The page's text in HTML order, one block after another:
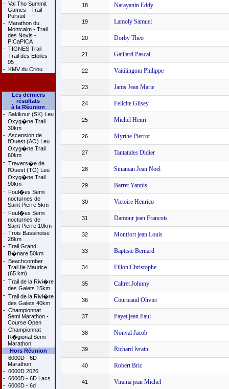
- Val Tho Summit
Games - Trail
Pursuit
- Marathon du
Montcalm - Trail
des Novis -
PICaPICA
- TIGNES Trail
- Trail des Etoiles
05
- KMV du Criou
Les derniers
résultats
à la Réunion
- Sakikour (SK) Leu
Oxyg�ne Trail
30km
- Ascension de
l'Ouest (AO) Leu
Oxyg�ne Trail
60km
- Travers�e de
l'Ouest (TO) Leu
Oxyg�ne Trail
90km
- Foul�es Semi
nocturnes de
Saint Pierre 5km
- Foul�es Semi
nocturnes de
Saint Pierre 10km
- Trois Bassinoise
28km
- Trail Grand
B�nare 50km
- Beachcomber
Trail Ile Maurice
(65 km)
- Trail de la Rivi�re
des Galets 15km
- Trail de la Rivi�re
des Galets 40km
- Championnat
Semi Marathon -
Course Open
- Championnat
R�gional Semi
Marathon
Hors Réunion
- 6000D - 6D
Marathon
- 6000D 2026
- 6000D - 6D Lacs
- 6000D - 6d
18 Narayanin Eddy
19 Lamoly Samuel
20 Dorby Theo
21 Gaillard Pascal
22 Vaitilingom Philippe
23 Jams Jean Marie
24 Felicite Gilsey
25 Michel Henri
26 Myrthe Pierrot
27 Tantatides Didier
28 Sinaman Jean Noel
29 Barret Yannis
30 Victoire Henrico
31 Damour jean Francois
32 Montfort jean Louis
33 Baptiste Bernard
34 Fillon Christophe
35 Caltret Johnny
36 Courteaud Olivier
37 Payet jean Paul
38 Nonval Jacob
39 Richard lvrain
40 Robert Bric
41 Virama jean Michel